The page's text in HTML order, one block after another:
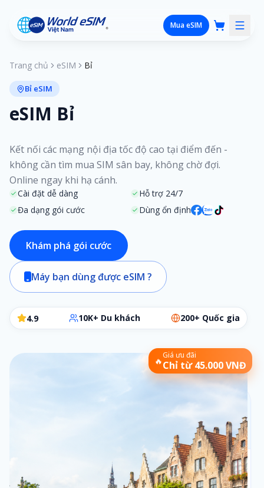
Mua eSIM
Trang chủ eSIM Bỉ
Bỉ eSIM
eSIM Bỉ
Kết nối các mạng nội địa tốc độ cao tại điểm đến -
không cần tìm mua SIM sân bay, không chờ đợi.
Online ngay khi hạ cánh.
Cài đặt dễ dàng
Hỗ trợ 24/7
Đa dạng gói cước
Dùng ổn định
Khám phá gói cước
Máy bạn dùng được eSIM ?
4.9 10K+ Du khách 200+ Quốc gia
🔥Giá ưu đãi
Chỉ từ 45.000 VNĐ
Chọn gói eSIM phù hợp
Các bước đơn giản để chọn đúng gói cần dùng